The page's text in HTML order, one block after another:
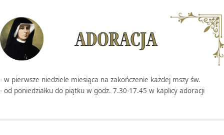
- w pierwsze niedziele miesiąca na zakończenie każdej mszy św.
- od poniedziałku do piątku w godz. 7.30-17.45 w kaplicy adoracji